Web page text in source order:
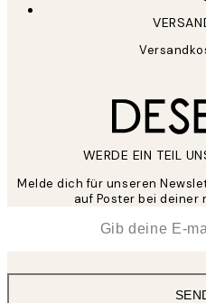
WERDE EIN TEIL
Melde dich für unseren
auf Poster bei deiner